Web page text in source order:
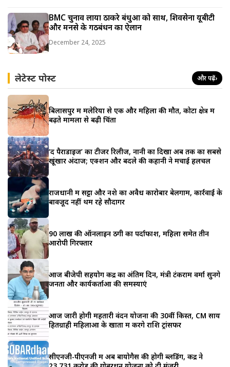
BMC चुनाव लाया ठाकरे बंधुओं को साथ, शिवसेना यूबीटी
और मनसे के गठबंधन का ऐलान
December 24, 2025
लेटेस्ट पोस्ट और पढ़ें›
बिलासपुर में मलेरिया से एक और महिला की मौत, कोटा क्षेत्र में
बढ़ते मामलों से बढ़ी चिंता
‘द पैराडाइज’ का टीजर रिलीज, नानी का दिखा अब तक का सबसे
खूंखार अंदाज; एक्शन और बदले की कहानी ने मचाई हलचल
राजधानी में सट्टा और नशे का अवैध कारोबार बेलगाम, कार्रवाई के
बावजूद नहीं थम रहे सौदागर
90 लाख की ऑनलाइन ठगी का पर्दाफाश, महिला समेत तीन
आरोपी गिरफ्तार
आज बीजेपी सहयोग केंद्र का अंतिम दिन, मंत्री टंकराम वर्मा सुनेंगे
जनता और कार्यकर्ताओं की समस्याएं
आज जारी होगी महतारी वंदन योजना की 30वीं किस्त, CM साय
हितग्राही महिलाओं के खातों में करेंगे राशि ट्रांसफर
सीएनजी-पीएनजी में अब बायोगैस की होगी ब्लेंडिंग, केंद्र ने